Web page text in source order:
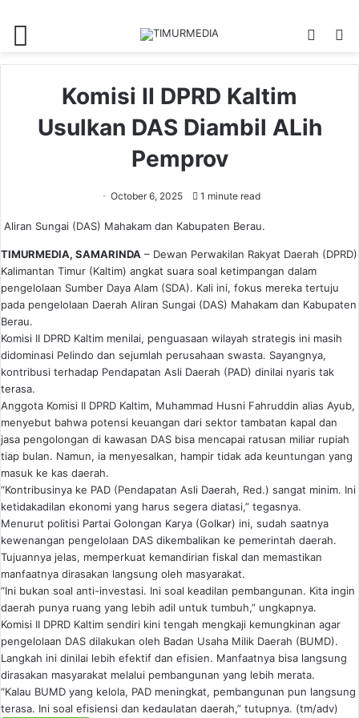
Switch
Komisi II DPRD Kaltim
Usulkan DAS Diambil ALih
Pemprov
October 6, 2025 1 minute read
Aliran Sungai (DAS) Mahakam dan Kabupaten Berau.
TIMURMEDIA, SAMARINDA – Dewan Perwakilan Rakyat Daerah (DPRD)
Kalimantan Timur (Kaltim) angkat suara soal ketimpangan dalam
pengelolaan Sumber Daya Alam (SDA). Kali ini, fokus mereka tertuju
pada pengelolaan Daerah Aliran Sungai (DAS) Mahakam dan Kabupaten
Berau.
Komisi II DPRD Kaltim menilai, penguasaan wilayah strategis ini masih
didominasi Pelindo dan sejumlah perusahaan swasta. Sayangnya,
kontribusi terhadap Pendapatan Asli Daerah (PAD) dinilai nyaris tak
terasa.
Anggota Komisi II DPRD Kaltim, Muhammad Husni Fahruddin alias Ayub,
menyebut bahwa potensi keuangan dari sektor tambatan kapal dan
jasa pengolongan di kawasan DAS bisa mencapai ratusan miliar rupiah
tiap bulan. Namun, ia menyesalkan, hampir tidak ada keuntungan yang
masuk ke kas daerah.
“Kontribusinya ke PAD (Pendapatan Asli Daerah, Red.) sangat minim. Ini
ketidakadilan ekonomi yang harus segera diatasi,” tegasnya.
Menurut politisi Partai Golongan Karya (Golkar) ini, sudah saatnya
kewenangan pengelolaan DAS dikembalikan ke pemerintah daerah.
Tujuannya jelas, memperkuat kemandirian fiskal dan memastikan
manfaatnya dirasakan langsung oleh masyarakat.
“Ini bukan soal anti-investasi. Ini soal keadilan pembangunan. Kita ingin
daerah punya ruang yang lebih adil untuk tumbuh,” ungkapnya.
Komisi II DPRD Kaltim sendiri kini tengah mengkaji kemungkinan agar
pengelolaan DAS dilakukan oleh Badan Usaha Milik Daerah (BUMD).
Langkah ini dinilai lebih efektif dan efisien. Manfaatnya bisa langsung
dirasakan masyarakat melalui pembangunan yang lebih merata.
“Kalau BUMD yang kelola, PAD meningkat, pembangunan pun langsung
terasa. Ini soal efisiensi dan kedaulatan daerah,” tutupnya. (tm/adv)